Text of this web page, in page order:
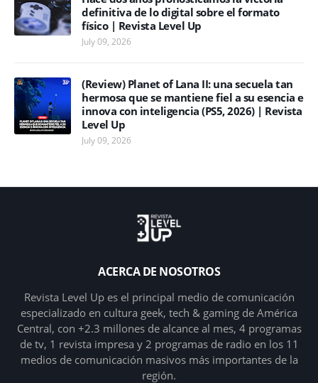
definitiva de lo digital sobre el formato
físico | Revista Level Up
July 09, 2026
(Review) Planet of Lana II: una secuela tan
hermosa que se mantiene fiel a su esencia e
innova con inteligencia (PS5, 2026) | Revista
Level Up
July 09, 2026
ACERCA DE NOSOTROS
Revista Level Up es el principal medio de comunicación
especializado en cultura geek, tech & gaming de América
Central, con +2.3 millones de alcance al mes, 4 programas
de tv, 1 revista impresa y 2 programas de radio en los 11
medios de comunicación masivos más importantes de la
región.